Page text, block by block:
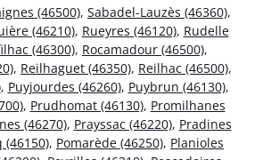
(46500), Sabadel-Lauzès (46360),
(46210), Rueyres (46120), Rudelle
(46300), Rocamadour (46500),
, Reilhaguet (46350), Reilhac (46500),
, Puyjourdes (46260), Puybrun (46130),
, Prudhomat (46130), Promilhanes
(46270), Prayssac (46220), Pradines
(46150), Pomarède (46250), Planioles